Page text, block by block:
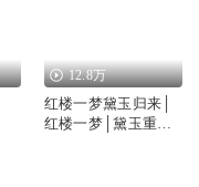
12.8万
红楼一梦黛玉归来│
红楼一梦│黛玉重生